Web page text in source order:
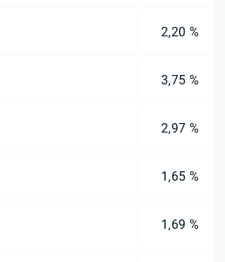
2,20 %
3,75 %
2,97 %
1,65 %
1,69 %